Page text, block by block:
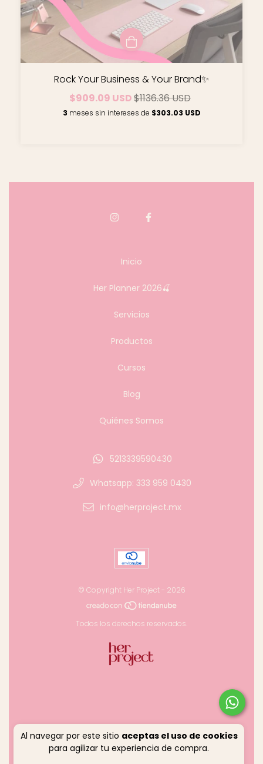
Al navegar por este sitio aceptas el uso de cookies
para agilizar tu experiencia de compra.
Rock Your Business & Your Brand✨
$909.09 USD$1136.36 USD
3 meses sin intereses de $303.03 USD
Inicio
Her Planner 2026🍒
Servicios
Productos
Cursos
Blog
Quiénes Somos
5213339590430
Whatsapp: 333 959 0430
info@herproject.mx
© Copyright Her Project - 2026
Todos los derechos reservados.